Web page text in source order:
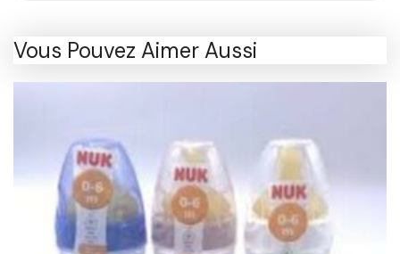
Vous Pouvez Aimer Aussi